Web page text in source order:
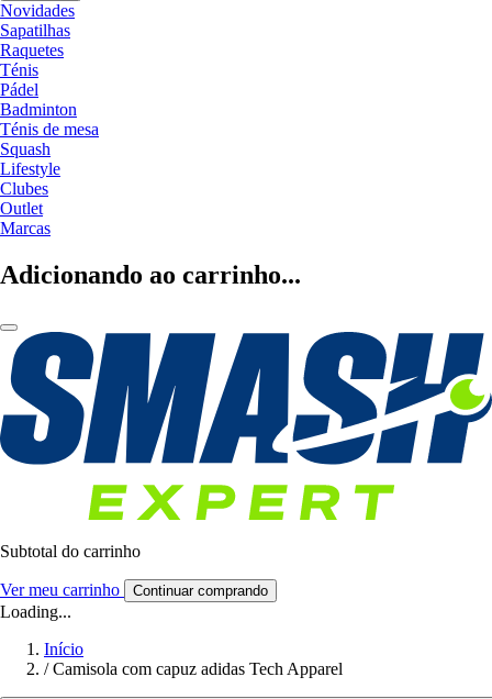
Novidades
Sapatilhas
Raquetes
Ténis
Pádel
Badminton
Ténis de mesa
Squash
Lifestyle
Clubes
Outlet
Marcas
Adicionando ao carrinho...
Subtotal do carrinho
Ver meu carrinho Continuar comprando
Loading...
Início
/ Camisola com capuz adidas Tech Apparel